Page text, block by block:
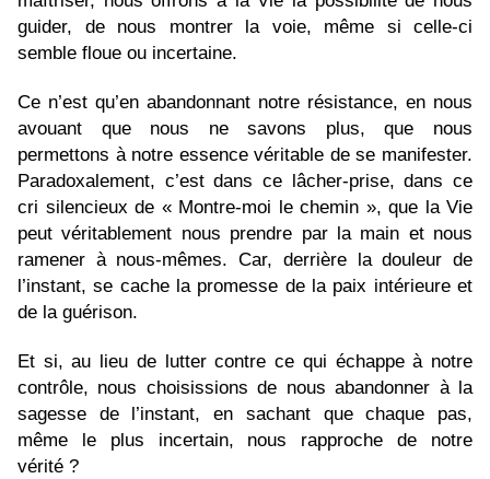
guider, de nous montrer la voie, même si celle-ci
semble floue ou incertaine.
Ce n’est qu’en abandonnant notre résistance, en nous
avouant que nous ne savons plus, que nous
permettons à notre essence véritable de se manifester.
Paradoxalement, c’est dans ce lâcher-prise, dans ce
cri silencieux de « Montre-moi le chemin », que la Vie
peut véritablement nous prendre par la main et nous
ramener à nous-mêmes. Car, derrière la douleur de
l’instant, se cache la promesse de la paix intérieure et
de la guérison.
Et si, au lieu de lutter contre ce qui échappe à notre
contrôle, nous choisissions de nous abandonner à la
sagesse de l’instant, en sachant que chaque pas,
même le plus incertain, nous rapproche de notre
vérité ?